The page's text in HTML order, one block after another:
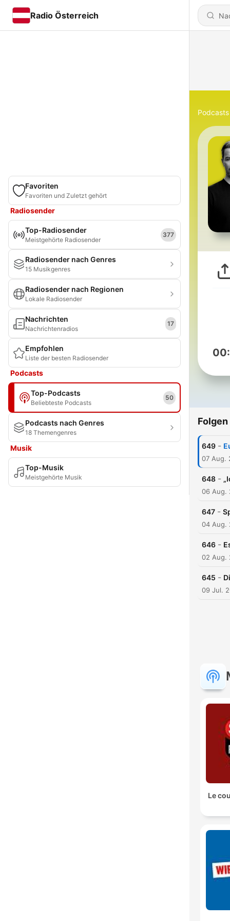
Radio Österreich
Favoriten
Favoriten und Zuletzt gehört
Radiosender
Top-Radiosender
Meistgehörte Radiosender
377
Radiosender nach Genres
15 Musikgenres
Radiosender nach Regionen
Lokale Radiosender
Nachrichten
Nachrichtenradios
17
Empfohlen
Liste der besten Radiosender
Podcasts
Top-Podcasts
Beliebteste Podcasts
50
Podcasts nach Genres
18 Themengenres
Musik
Top-Musik
Meistgehörte Musik
Podcasts
Folgen
649 -
07 Aug.
648 -
06 Aug.
647 -
04 Aug.
646 -
02 Aug.
645 -
09 Jul.
Le